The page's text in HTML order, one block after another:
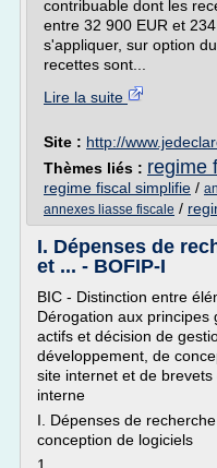
contribuable dont les
entre 32 900 EUR et
s'appliquer, sur option
recettes sont...
Lire la suite
Site : http://
Thèmes liés : regime
regime fiscal simplifie /
annexes liasse fiscale /
I. Dépenses de
et ... - BOFIP-I
BIC - Distinction entre
Dérogation aux
actifs et décision de
développement, de
site internet et de
interne
I. Dépenses de
conception de logiciels